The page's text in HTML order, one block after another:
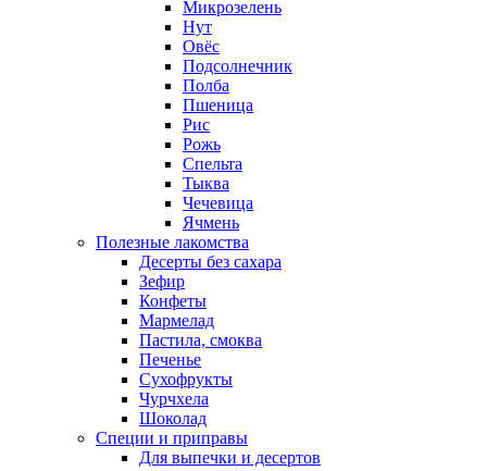
Микрозелень
Нут
Овёс
Подсолнечник
Полба
Пшеница
Рис
Рожь
Спельта
Тыква
Чечевица
Ячмень
Полезные лакомства
Десерты без сахара
Зефир
Конфеты
Мармелад
Пастила, смоква
Печенье
Сухофрукты
Чурчхела
Шоколад
Специи и приправы
Для выпечки и десертов